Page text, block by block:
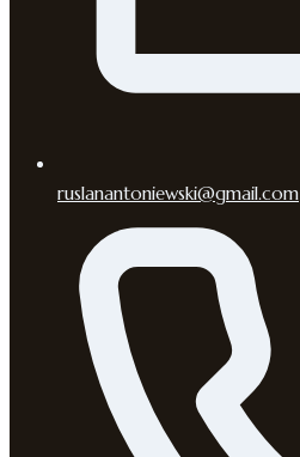
ruslanantoniewski@gmail.com